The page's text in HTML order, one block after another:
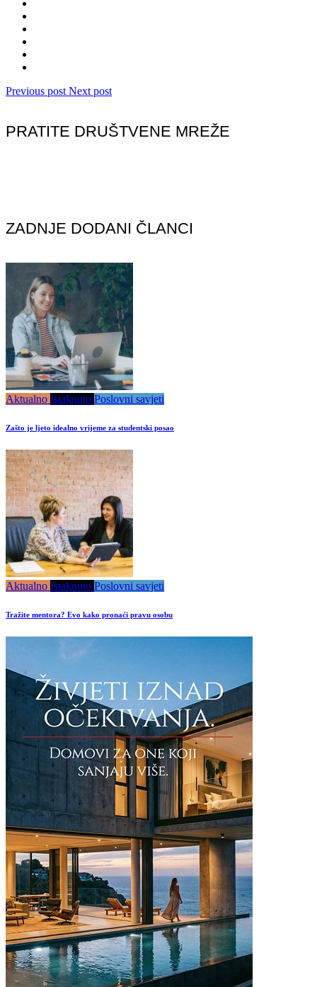
Previous post Next post
PRATITE DRUŠTVENE MREŽE
ZADNJE DODANI ČLANCI
Aktualno Istaknuto Poslovni savjeti
Zašto je ljeto idealno vrijeme za studentski posao
Aktualno Istaknuto Poslovni savjeti
Tražite mentora? Evo kako pronaći pravu osobu